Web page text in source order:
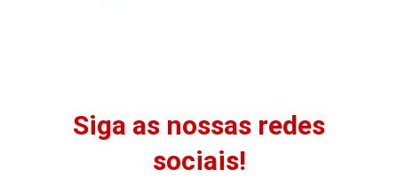
Siga as nossas redes
sociais!